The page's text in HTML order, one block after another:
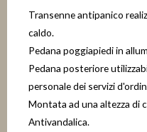
Transenne antipanico
caldo.
Pedana poggiapiedi in
Pedana posteriore
personale dei servizi
Montata ad una altezza di
Antivandalica.